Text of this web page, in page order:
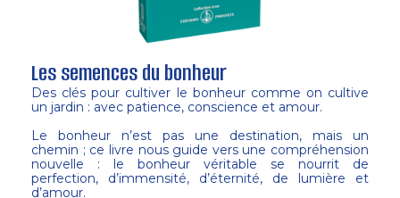
Les semences du bonheur
Des clés pour cultiver le bonheur comme on cultive
un jardin : avec patience, conscience et amour.
Le bonheur n’est pas une destination, mais un
chemin ; ce livre nous guide vers une compréhension
nouvelle : le bonheur véritable se nourrit de
perfection, d’immensité, d’éternité, de lumière et
d’amour.